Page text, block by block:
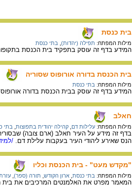
בית כנסת
מילות המפתח: תפילה (יהדות) בתי כנסת
המידע בדף זה עוסק בתפקיד בית הכנסת
בית הכנסת בדורה אורופוס שסוריה
מילות המפתח: בתי כנסת
המידע בדף זה עוסק בבית הכנסת בדורה אורופוס
חאלב
מילות המפתח: עלילות דם קהילה יהודית בתפוצות בתי
הנס שאירע ליהודי העיר בעקבות עלילת דם.
/
"מקדש מעט" - בית הכנסת וכליו
מילות המפתח: בתי כנסת ארון הקודש תורה (ספר)
המאמר מפרט את האלמנטים המרכיבים את בית